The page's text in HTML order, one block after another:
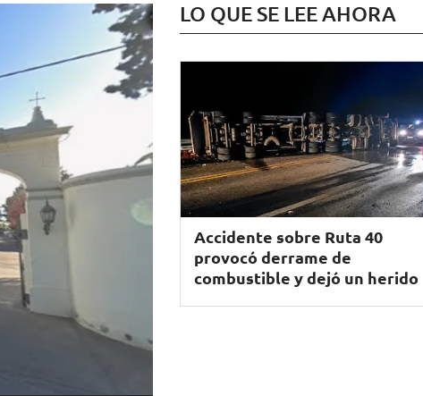
LO QUE SE LEE AHORA
Accidente sobre Ruta 40
provocó derrame de
combustible y dejó un herido